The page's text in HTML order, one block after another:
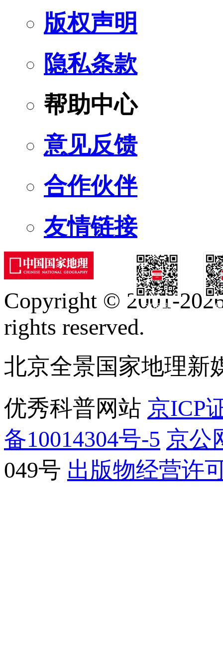
版权声明
隐私条款
帮助中心
意见反馈
合作伙伴
友情链接
订阅号
Copyright © 2001-
rights reserved.
北京全景国家地理新
优秀科普网站 京ICP
备10014304号-5 京公
049号 出版物经营许